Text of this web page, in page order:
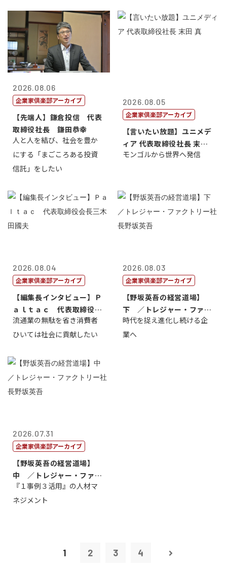
2026.08.06
企業家倶楽部アーカイブ
【先端人】鎌倉投信 代表
取締役社長 鎌田恭幸
人と人を結び、社会を豊か
にする「まごころある投資
信託」をしたい
2026.08.05
企業家倶楽部アーカイブ
【言いたい放題】ユニメデ
ィア 代表取締役社長 末田
真
モンゴルから世界へ発信
2026.08.04
企業家倶楽部アーカイブ
【編集長インタビュー】Ｐ
ａｌｔａｃ 代表取締役会
長三木田國夫
流通業の無駄を省き消費者
ひいては社会に貢献したい
2026.08.03
企業家倶楽部アーカイブ
【野坂英吾の経営道場】
下 ／トレジャー・ファク
トリー社長野坂...
時代を捉え進化し続ける企
業へ
2026.07.31
企業家倶楽部アーカイブ
【野坂英吾の経営道場】
中 ／トレジャー・ファク
トリー社長野坂...
『１事例３活用』の人材マ
ネジメント
1 2 3 4